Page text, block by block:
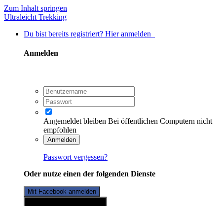
Zum Inhalt springen
Ultraleicht Trekking
Du bist bereits registriert? Hier anmelden
Anmelden
Angemeldet bleiben Bei öffentlichen Computern nicht
empfohlen
Anmelden
Passwort vergessen?
Oder nutze einen der folgenden Dienste
Mit Facebook anmelden